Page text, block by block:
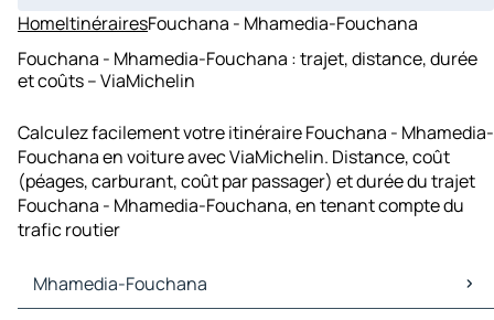
HomeItinérairesFouchana - Mhamedia-Fouchana
Fouchana - Mhamedia-Fouchana : trajet, distance, durée
et coûts – ViaMichelin
Calculez facilement votre itinéraire Fouchana - Mhamedia-
Fouchana en voiture avec ViaMichelin. Distance, coût
(péages, carburant, coût par passager) et durée du trajet
Fouchana - Mhamedia-Fouchana, en tenant compte du
trafic routier
Mhamedia-Fouchana